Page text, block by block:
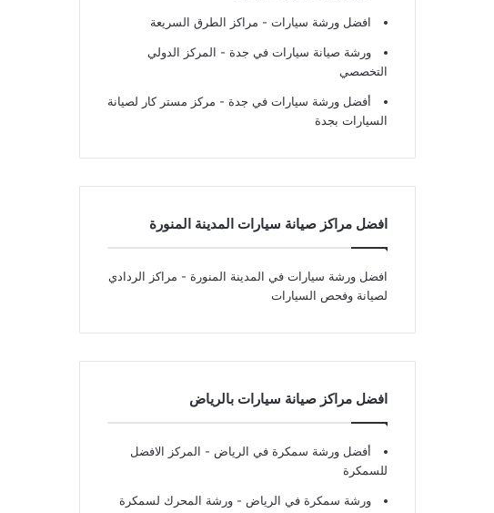
افضل ورشة سيارات - مراكز الطرق السريعة
ورشة صيانة سيارات في جدة - المركز الدولي
التخصصي
أفضل ورشة سيارات في جدة - مركز مستر كار لصيانة
السيارات بجدة
افضل مراكز صيانة سيارات المدينة المنورة
افضل ورشة سيارات في المدينة المنورة - مراكز الردادي
لصيانة وفحص السيارات
افضل مراكز صيانة سيارات بالرياض
أفضل ورشة سمكرة في الرياض - المركز الافضل
للسمكرة
ورشة سمكرة في الرياض - ورشة المحرك لسمكرة